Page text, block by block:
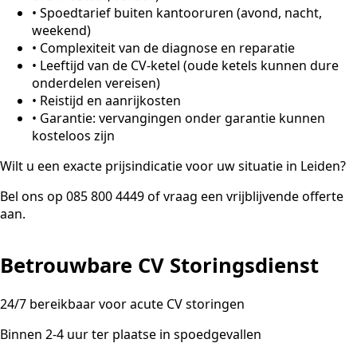
• Spoedtarief buiten kantooruren (avond, nacht,
weekend)
• Complexiteit van de diagnose en reparatie
• Leeftijd van de CV-ketel (oude ketels kunnen dure
onderdelen vereisen)
• Reistijd en aanrijkosten
• Garantie: vervangingen onder garantie kunnen
kosteloos zijn
Wilt u een exacte prijsindicatie voor uw situatie in Leiden?
Bel ons op 085 800 4449 of vraag een vrijblijvende offerte
aan.
Betrouwbare CV Storingsdienst
24/7 bereikbaar voor acute CV storingen
Binnen 2-4 uur ter plaatse in spoedgevallen